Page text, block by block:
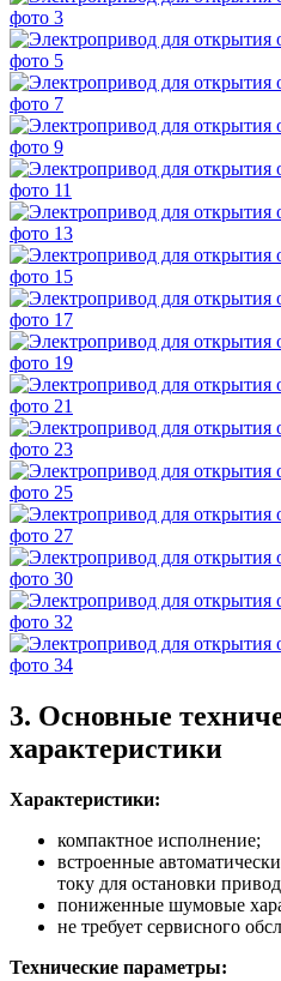
3. Основные
характеристики
Характеристики:
компактное исполнение;
встроенные
току для остановки
пониженные шумовые
не требует сервисного
Технические параметры: